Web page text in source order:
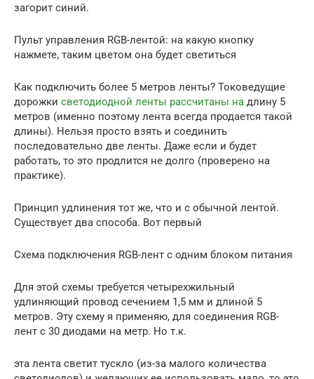
загорит синий.
Пульт управления RGB-лентой: на какую кнопку
нажмете, таким цветом она будет светиться
Как подключить более 5 метров ленты? Токоведущие
дорожки светодиодной ленты рассчитаны на длину 5
метров (именно поэтому лента всегда продается такой
длины). Нельзя просто взять и соединить
последовательно две ленты. Даже если и будет
работать, то это продлится не долго (проверено на
практике).
Принцип удлинения тот же, что и с обычной лентой.
Существует два способа. Вот первый
Схема подключения RGB-лент с одним блоком питания
Для этой схемы требуется четырехжильный
удлиняющий провод сечением 1,5 мм и длиной 5
метров. Эту схему я применяю, для соединения RGB-
лент c 30 диодами на метр. Но т.к.
эта лента светит тускло (из-за малого количества